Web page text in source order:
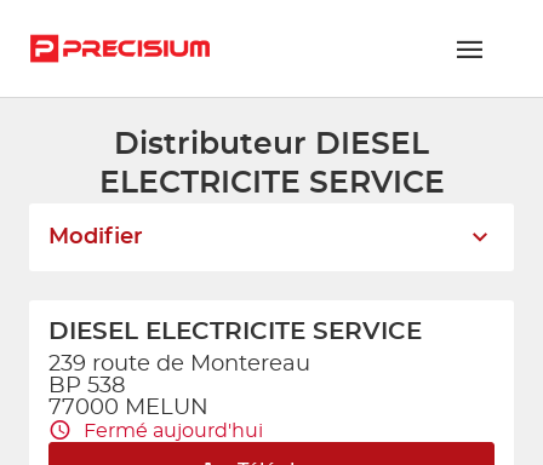
RÉSEAU PRECISIUM
NOUS REJOINDRE
CONTACTEZ-NOUS
Distributeur DIESEL
ELECTRICITE SERVICE
Modifier
DIESEL ELECTRICITE SERVICE
239 route de Montereau
BP 538
77000 MELUN
Fermé aujourd'hui